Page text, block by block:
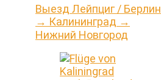
Выезд Лейпциг / Берлин
→ Калининград →
Нижний Новгород